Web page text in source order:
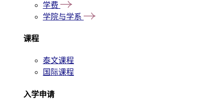
学费
学院与学系
课程
泰文课程
国际课程
入学申请